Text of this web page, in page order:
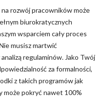
rozwój pracowników może
biurokratycznych
wsparciem cały proces
musisz martwić
regulaminów. Jako Twój
za formalności,
z takich programów jak
może pokryć nawet 100%